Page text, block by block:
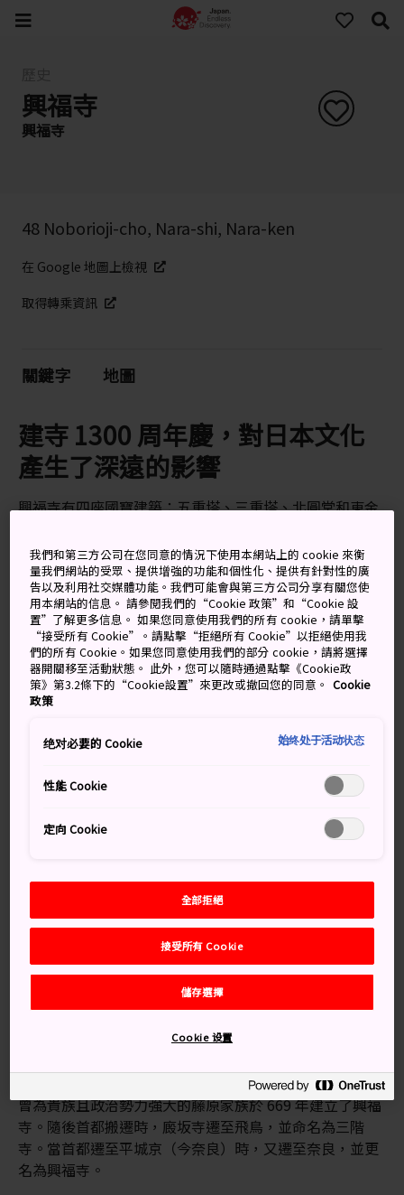
興福寺
興福寺
48 Noborioji-cho, Nara-shi, Nara-ken
在 Google 地圖上檢視
取得轉乘資訊
關鍵字 地圖
建寺 1300 周年慶，對日本文化
產生了深遠的影響
興福寺有四座國寶建築：五重塔、三重塔、北圓堂和東金
化遺產地。
別錯過
日本第二大的寶塔
在奈良公園自由漫步的鹿
交通方式
城市，都能搭乘電車前往奈良。
從近鐵奈良站和奈良站步行至興福寺，分別需要 5 分鐘和
如果目的地是 JR 車站，可搭乘環城巴士前往公園。前往
春日大社的 2 號巴士和其它巴士，均會停靠「縣廳前」巴
悠久的歷史
曾為貴族且政治勢力強大的藤原家族於 669 年建立了興福
寺。隨後首都搬遷時，廄坂寺遷至飛鳥，並命名為三階
寺。當首都遷至平城京（今奈良）時，又遷至奈良，並更
名為興福寺。
我們和第三方公司在您同意的情況下使用本網站上的 cookie 來衡
量我們網站的受眾、提供增強的功能和個性化、提供有針對性的廣
告以及利用社交媒體功能。我們可能會與第三方公司分享有關您使
用本網站的信息。 請參閱我們的“Cookie 政策”和“Cookie 設
置”了解更多信息。 如果您同意使用我們的所有 cookie，請單擊
“接受所有 Cookie”。請點擊“拒絕所有 Cookie”以拒絕使用我
們的所有 Cookie。如果您同意使用我們的部分 cookie，請將選擇
器開關移至活動狀態。 此外，您可以隨時通過點擊《Cookie政
策》第3.2條下的“Cookie設置”來更改或撤回您的同意。 Cookie
政策
绝对必要的 Cookie 始终处于活动状态
性能 Cookie
定向 Cookie
全部拒絕
接受所有 Cookie
儲存選擇
Cookie 设置